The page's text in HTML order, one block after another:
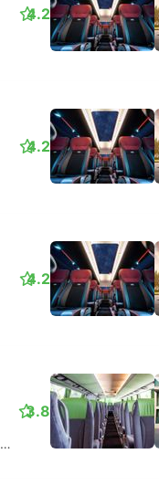
4.2
4.2
4.2
Lampugnano gare routière de Milan, Milan
3.8